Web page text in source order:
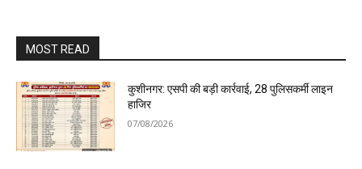
MOST READ
कुशीनगर: एसपी की बड़ी कार्रवाई, 28 पुलिसकर्मी लाइन
हाजिर
07/08/2026